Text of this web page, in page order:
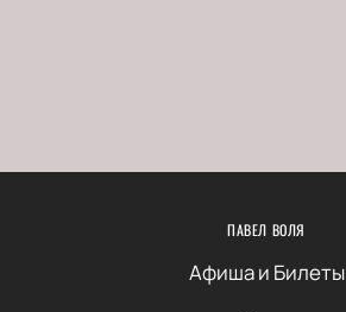
ПАВЕЛ ВОЛЯ
Афиша и Билеты